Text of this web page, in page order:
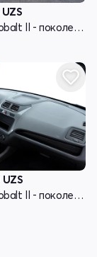
UZS
Chevrolet Cobalt II - поколение рестайлинг
UZS
Chevrolet Cobalt II - поколение рестайлинг